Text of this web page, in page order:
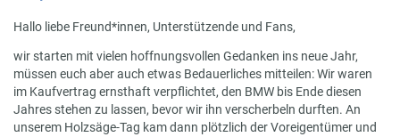
Hallo liebe Freund*innen, Unterstützende und Fans,
wir starten mit vielen hoffnungsvollen Gedanken ins neue Jahr,
müssen euch aber auch etwas Bedauerliches mitteilen: Wir waren
im Kaufvertrag ernsthaft verpflichtet, den BMW bis Ende diesen
Jahres stehen zu lassen, bevor wir ihn verscherbeln durften. An
unserem Holzsäge-Tag kam dann plötzlich der Voreigentümer und